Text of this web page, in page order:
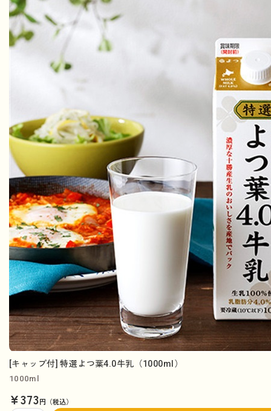
[キャップ付] 特選よつ葉4.0牛乳（1000ml）
1000ml
¥373円（税込）